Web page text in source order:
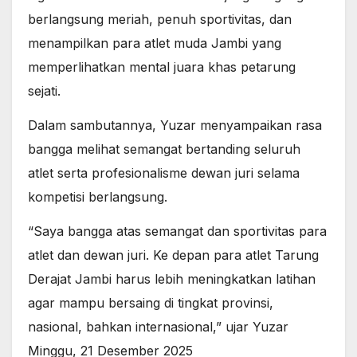
berlangsung meriah, penuh sportivitas, dan
menampilkan para atlet muda Jambi yang
memperlihatkan mental juara khas petarung
sejati.
Dalam sambutannya, Yuzar menyampaikan rasa
bangga melihat semangat bertanding seluruh
atlet serta profesionalisme dewan juri selama
kompetisi berlangsung.
“Saya bangga atas semangat dan sportivitas para
atlet dan dewan juri. Ke depan para atlet Tarung
Derajat Jambi harus lebih meningkatkan latihan
agar mampu bersaing di tingkat provinsi,
nasional, bahkan internasional,” ujar Yuzar
Minggu, 21 Desember 2025